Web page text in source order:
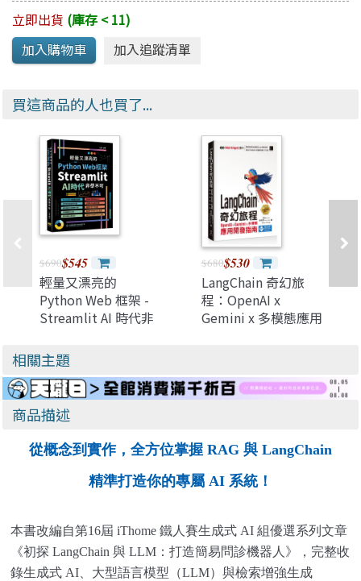
立即出貨 (庫存 < 11)
買這商品的人也買了...
$690$545
輕量又漂亮的
Python Web 框架 -
Streamlit AI 時代非
$680$530
LangChain 奇幻旅
程：OpenAI x
Gemini x 多模態應用
相關主題
商品描述
從概念到實作，全方位掌握 RAG 與 LangChain
精準打造你的專屬 AI 系統！
本書改編自第16屆 iThome 鐵人賽生成式 AI 組優選系列文章
《初探 LangChain 與 LLM：打造簡易問診機器人》，完整收
錄生成式 AI、大型語言模型（LLM）與檢索增強生成